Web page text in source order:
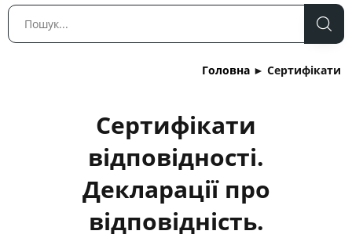
Головна ► Сертифікати
Сертифікати
відповідності.
Декларації про
відповідність.